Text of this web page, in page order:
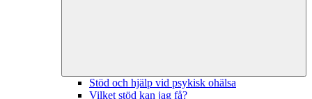
Stöd och hjälp vid psykisk ohälsa
Vilket stöd kan jag få?